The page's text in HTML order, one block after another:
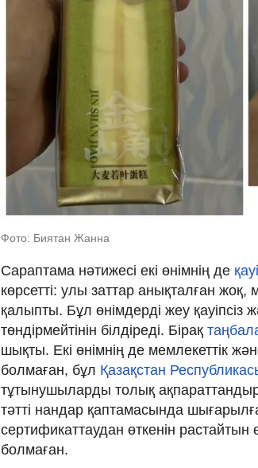
Фото: Биятан Жанна
Сараптама нәтижесі екі өнімнің де
көрсетті: улы заттар анықталған
қалыпты. Бұл өнімдерді жеу қауіпсіз
төндірмейтінін білдіреді. Бірақ
шықты. Екі өнімнің де мемлекеттік
болмаған, бұл Қазақстан
тұтынушыларды толық
тәтті нандар қаптамасында
сертификаттаудан өткенін растайтын
болмаған.